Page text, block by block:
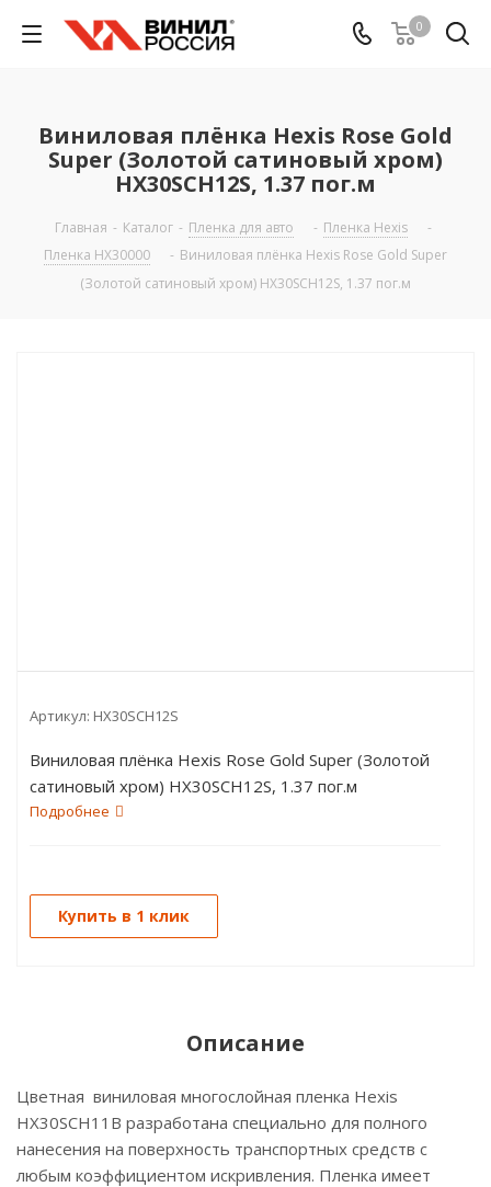
0
Виниловая плёнка Hexis Rose Gold
Super (Золотой сатиновый хром)
HX30SCH12S, 1.37 пог.м
Главная - Каталог - Пленка для авто - Пленка Hexis
-
Пленка HX30000
- Виниловая плёнка Hexis Rose Gold Super
(Золотой сатиновый хром) HX30SCH12S, 1.37 пог.м
Артикул: HX30SCH12S
Виниловая плёнка Hexis Rose Gold Super (Золотой
сатиновый хром) HX30SCH12S, 1.37 пог.м
Подробнее
Купить в 1 клик
Описание
Цветная виниловая многослойная пленка Hexis
HX30SCH11B разработана специально для полного
нанесения на поверхность транспортных средств с
любым коэффициентом искривления. Пленка имеет